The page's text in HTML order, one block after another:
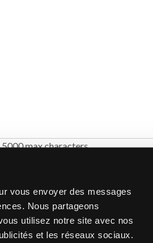
vous envoyer des messages
Nous partageons
utilisez notre site avec nos
et les réseaux sociaux.
max characters
réponse à ma demande et, si
Novoceram le plus proche de chez
sur la disponibilité des
comme décrit au point C) du